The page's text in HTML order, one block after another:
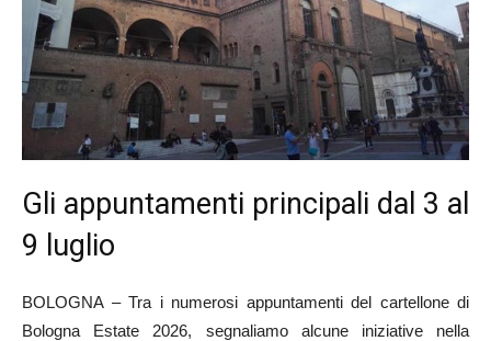
Gli appuntamenti principali dal 3 al
9 luglio
BOLOGNA – Tra i numerosi appuntamenti del cartellone di
Bologna Estate 2026, segnaliamo alcune iniziative nella